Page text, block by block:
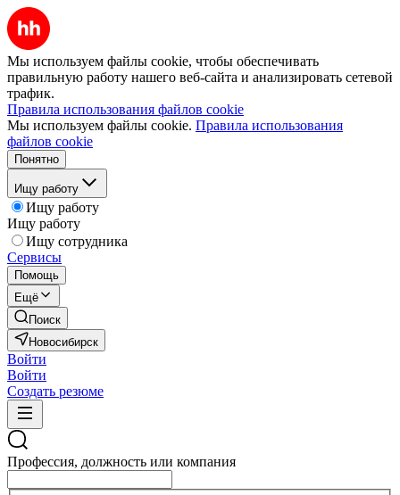
Мы используем файлы cookie, чтобы обеспечивать
правильную работу нашего веб-сайта и анализировать сетевой
трафик.
Правила использования файлов cookie
Мы используем файлы cookie. Правила использования
файлов cookie
Понятно
Ищу работу
Ищу работу
Ищу работу
Ищу сотрудника
Сервисы
Помощь
Ещё
Поиск
Новосибирск
Войти
Войти
Создать резюме
Профессия, должность или компания